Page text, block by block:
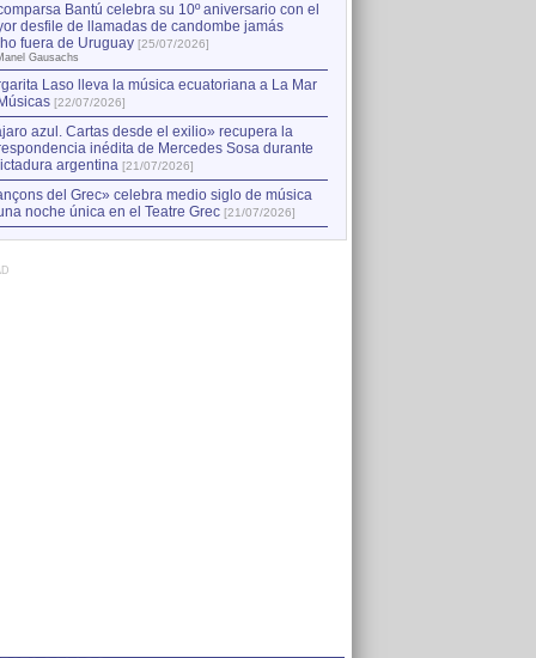
Bantú celebra su 10º aniversario con el
desfile de llamadas de candombe jamás
fuera de Uruguay [25/07/2026]
Gausachs
Laso lleva la música ecuatoriana a La Mar
[22/07/2026]
azul. Cartas desde el exilio» recupera la
inédita de Mercedes Sosa durante
argentina [21/07/2026]
del Grec» celebra medio siglo de música
noche única en el Teatre Grec [21/07/2026]